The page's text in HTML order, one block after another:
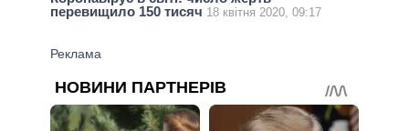
перевищило 150 тисяч 18 квітня 2020, 09:17